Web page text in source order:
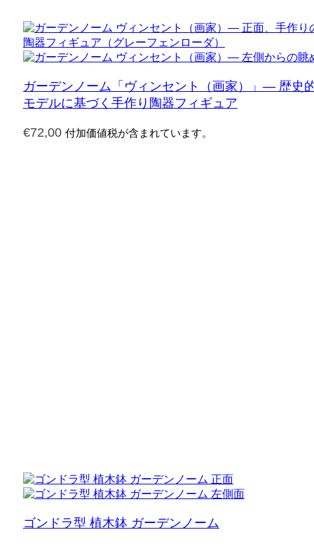
ガーデンノーム「ヴィンセント（画家）」— 歴史
モデルに基づく手作り陶器フィギュア
€72,00 付加価値税が含まれています。
ゴンドラ型 植木鉢 ガーデンノーム